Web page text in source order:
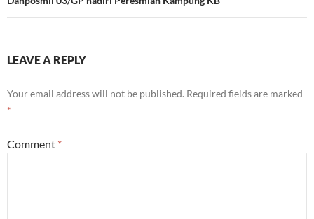
LEAVE A REPLY
Your email address will not be published. Required fields are marked
*
Comment *